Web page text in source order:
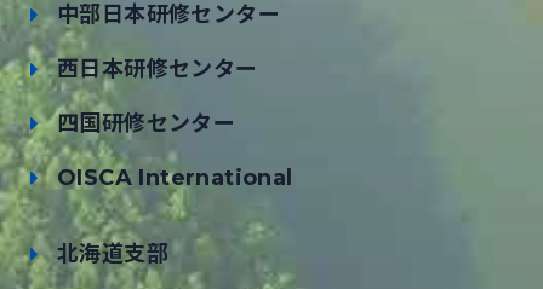
中部日本研修センター
西日本研修センター
四国研修センター
OISCA International
北海道支部